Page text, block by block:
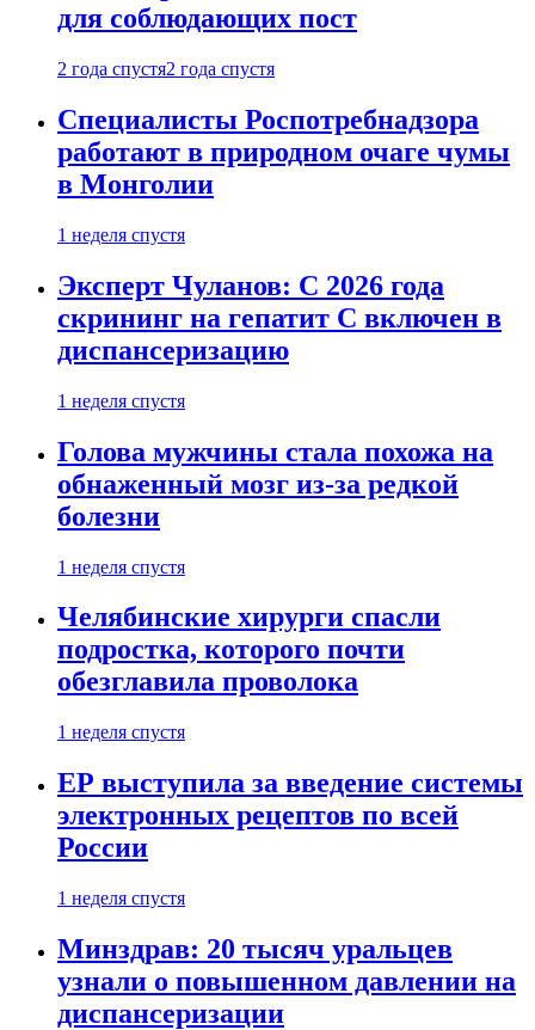
для соблюдающих пост
2 года спустя2 года спустя
Специалисты Роспотребнадзора
работают в природном очаге чумы
в Монголии
1 неделя спустя
Эксперт Чуланов: С 2026 года
скрининг на гепатит С включен в
диспансеризацию
1 неделя спустя
Голова мужчины стала похожа на
обнаженный мозг из-за редкой
болезни
1 неделя спустя
Челябинские хирурги спасли
подростка, которого почти
обезглавила проволока
1 неделя спустя
ЕР выступила за введение системы
электронных рецептов по всей
России
1 неделя спустя
Минздрав: 20 тысяч уральцев
узнали о повышенном давлении на
диспансеризации